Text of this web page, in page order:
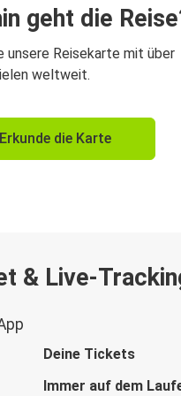
geht die
unsere Reisekarte mit über
weltweit.
Erkunde die Karte
& Live-
Deine Tickets
Immer auf dem